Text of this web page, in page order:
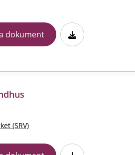
dokument
(SRV)